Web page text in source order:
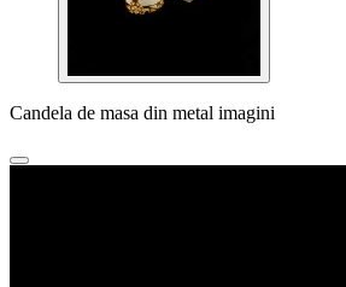
Candela de masa din metal imagini